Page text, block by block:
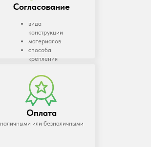
вида
конструкции
материалов
способа
крепления
наличными или безналичными
Согласование
Оплата